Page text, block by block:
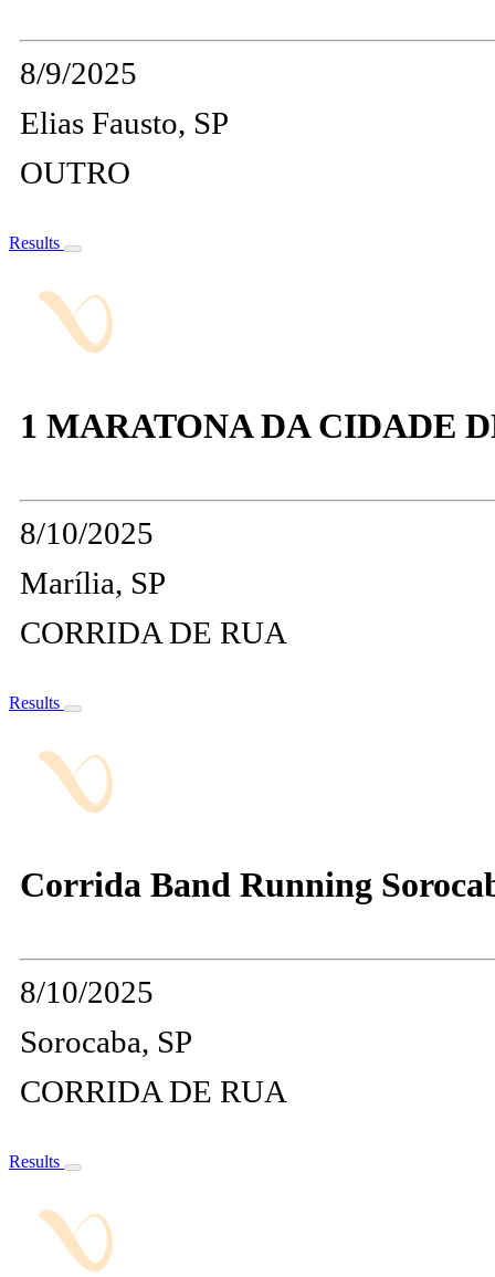
8/9/2025
Elias Fausto, SP
OUTRO
Results
1 MARATONA DA CIDADE
8/10/2025
Marília, SP
CORRIDA DE RUA
Results
Corrida Band Running
8/10/2025
Sorocaba, SP
CORRIDA DE RUA
Results